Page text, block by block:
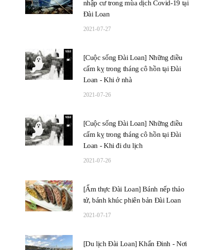
nhập cư trong mùa dịch Covid-19 tại
Đài Loan
2021-07-27
[Cuộc sống Đài Loan] Những điều
cấm kỵ trong tháng cô hồn tại Đài
Loan - Khi ở nhà
2021-07-26
[Cuộc sống Đài Loan] Những điều
cấm kỵ trong tháng cô hồn tại Đài
Loan - Khi đi du lịch
2021-07-26
[Ẩm thực Đài Loan] Bánh nếp thảo
tử, bánh khúc phiên bản Đài Loan
2021-07-17
[Du lịch Đài Loan] Khẩn Đinh - Nơi